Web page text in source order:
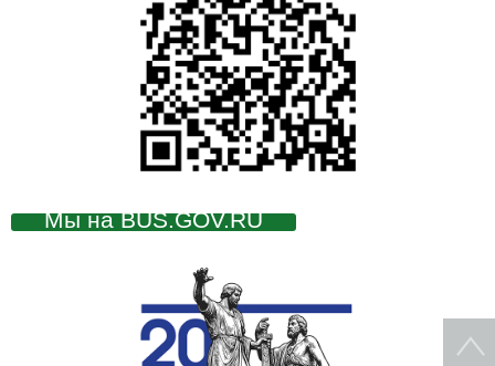
Мы на BUS.GOV.RU